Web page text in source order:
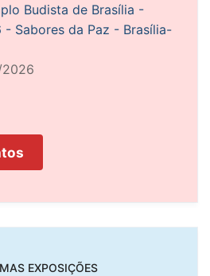
Budista de Brasília -
Sabores da Paz - Brasília-
EXPOSIÇÕES